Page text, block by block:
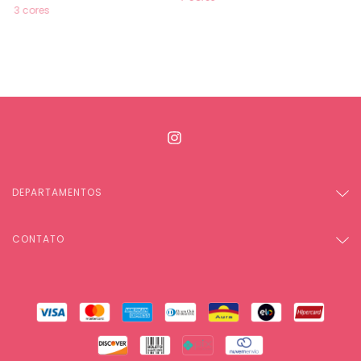
3 cores
DEPARTAMENTOS
CONTATO